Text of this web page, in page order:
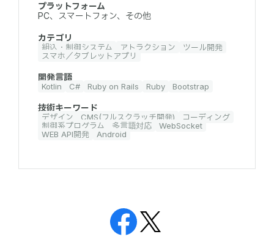
プラットフォーム
PC、スマートフォン、その他
カテゴリ
組込・制御システム アトラクション
ツール開発
スマホ／タブレットアプリ
開発言語
Kotlin C# Ruby on Rails Ruby Bootstrap
技術キーワード
デザイン CMS(フルスクラッチ開発)
コーディング
制御系プログラム
多言語対応
WebSocket
WEB API開発
Android